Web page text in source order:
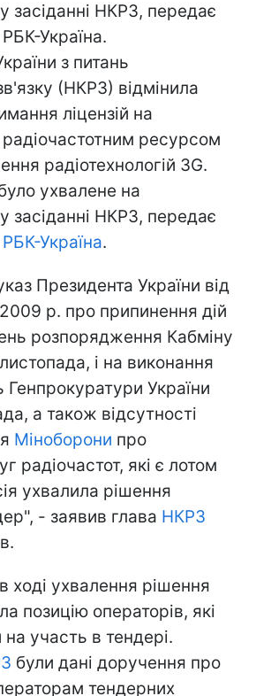
засіданні НКРЗ, передає
Україна.
з питань
(НКРЗ) відмінила
ліцензій на
ресурсом
радіотехнологій 3G.
ухвалене на
засіданні НКРЗ, передає
РБК-Україна.
Президента України від
р. про припинення дій
розпорядження Кабміну
і на виконання
України
а також відсутності
Міноборони про
радіочастот, які є лотом
ухвалила рішення
- заявив глава НКРЗ
ході ухвалення рішення
позицію операторів, які
участь в тендері.
були дані доручення про
тендерних